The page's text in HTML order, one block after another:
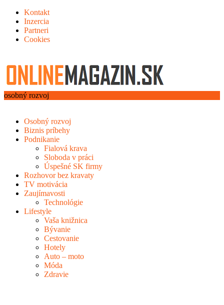
Kontakt
Inzercia
Partneri
Cookies
osobný rozvoj
Osobný rozvoj
Biznis príbehy
Podnikanie
Fialová krava
Sloboda v práci
Úspešné SK firmy
Rozhovor bez kravaty
TV motivácia
Zaujímavosti
Technológie
Lifestyle
Vaša knižnica
Bývanie
Cestovanie
Hotely
Auto – moto
Móda
Zdravie